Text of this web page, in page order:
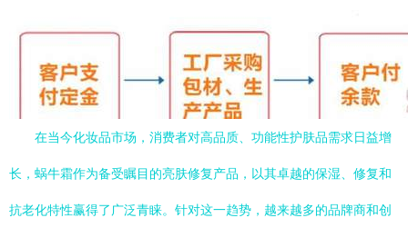
在当今化妆品市场，消费者对高品质、功能性护肤品需求日益增
长，蜗牛霜作为备受瞩目的亮肤修复产品，以其卓越的保湿、修复和
抗老化特性赢得了广泛青睐。针对这一趋势，越来越多的品牌商和创